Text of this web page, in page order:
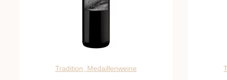
Tradition, Medaillenweine